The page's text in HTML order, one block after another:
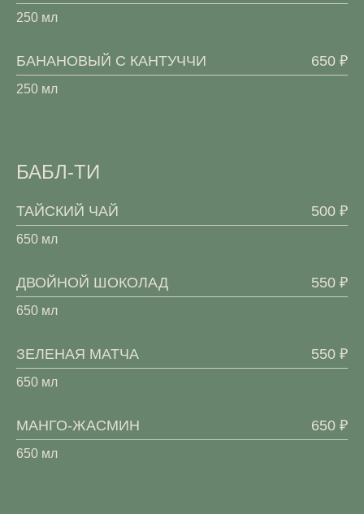
250 мл
БАНАНОВЫЙ С КАНТУЧЧИ 650 ₽
250 мл
БАБЛ-ТИ
ТАЙСКИЙ ЧАЙ 500 ₽
650 мл
ДВОЙНОЙ ШОКОЛАД 550 ₽
650 мл
ЗЕЛЕНАЯ МАТЧА 550 ₽
650 мл
МАНГО-ЖАСМИН 650 ₽
650 мл